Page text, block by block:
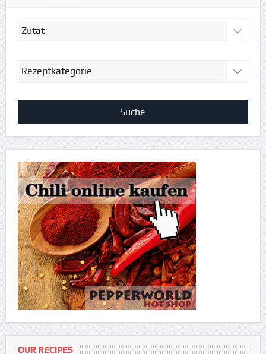
OUR RECIPES